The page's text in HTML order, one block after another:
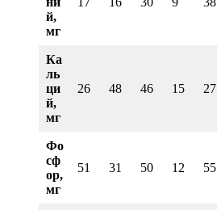
й,
мг
Ка
ль
ци
й,
мг
26 48 46 15 27
Фо
сф
ор,
мг
51 31 50 12 55